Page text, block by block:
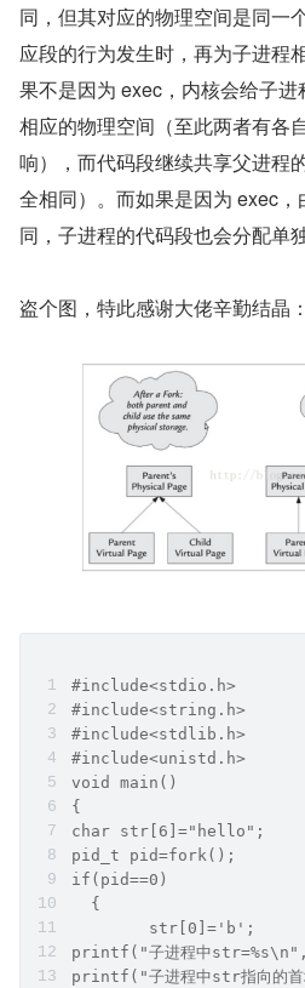
同，但其对应的物理空间是同一
应段的行为发生时，再为子进程
果不是因为 exec，内核会给子
相应的物理空间（至此两者有各
响），而代码段继续共享父进程
全相同）。而如果是因为 exec
同，子进程的代码段也会分配单
盗个图，特此感谢大佬辛勤结晶：
#include<stdio.h>
#include<string.h>
#include<stdlib.h>
#include<unistd.h>
void main()
{
char str[6]="hello";
pid_t pid=fork();
if(pid==0)
  {
        str[0]='b';
printf("子进程中
printf("子进程中str指向